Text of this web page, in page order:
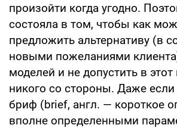
произойти когда угодно.
состояла в том, чтобы как
предложить альтернативу (в
новыми пожеланиями
моделей и не допустить в этот
никого со стороны. Даже
бриф (brief, англ. — короткое
вполне определенными